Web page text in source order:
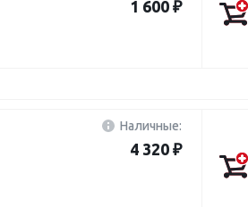
1 600 ₽
Наличные:
4 320 ₽